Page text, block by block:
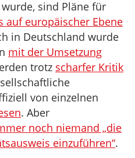
sind Pläne für
auf europäischer Ebene
in Deutschland wurde
mit der Umsetzung
trotz scharfer Kritik
von einzelnen
. Aber
noch niemand „die
einzuführen“.